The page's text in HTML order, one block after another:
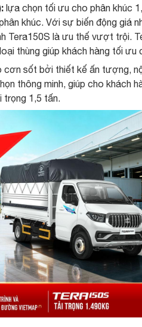
lựa chọn tối ưu cho phân khúc
khúc. Với sự biến động giá
Tera150S là ưu thế vượt trội.
thùng giúp khách hàng tối
sốt bởi thiết kế ấn tượng,
thông minh, giúp cho khách
1,5 tấn.